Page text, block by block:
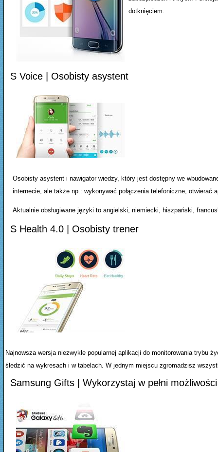
dotknięciem.
S Voice | Osobisty asystent
Osobisty asystent i nawigator wiedzy, który jest dostępny we
internecie, ale także np.: wykonywać połączenia telefoniczne,
Aktualnie obsługiwane języki to angielski, niemiecki, hiszpański,
S Health 4.0 | Osobisty trener
Najnowsza wersja niezwykle popularnej aplikacji do monitorowania trybu
śledzić na wykresach i w tabelach. W jednym miejscu zgromadzisz
Samsung Gifts | Wykorzystaj w pełni